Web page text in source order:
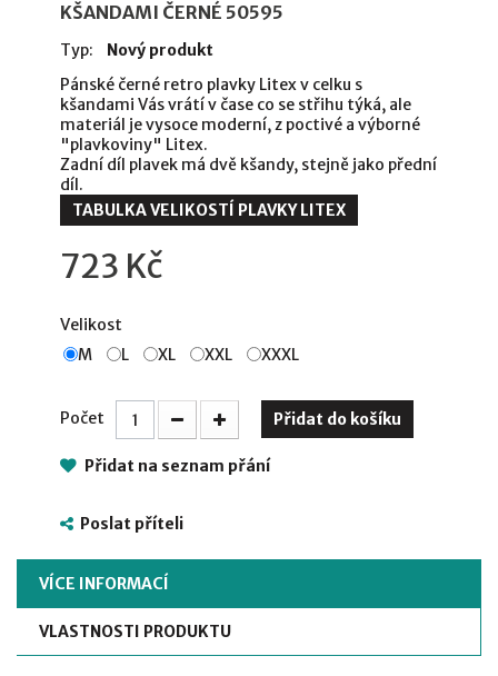
KŠANDAMI ČERNÉ 50595
Typ:
Nový produkt
Pánské černé retro plavky Litex v celku s
kšandami Vás vrátí v čase co se střihu týká, ale
materiál je vysoce moderní, z poctivé a výborné
"plavkoviny" Litex.
Zadní díl plavek má dvě kšandy, stejně jako přední
díl.
TABULKA VELIKOSTÍ PLAVKY LITEX
723 Kč
Velikost
M
L XL XXL XXXL
Počet Přidat do košíku
Přidat na seznam přání
Poslat příteli
VÍCE INFORMACÍ
VLASTNOSTI PRODUKTU